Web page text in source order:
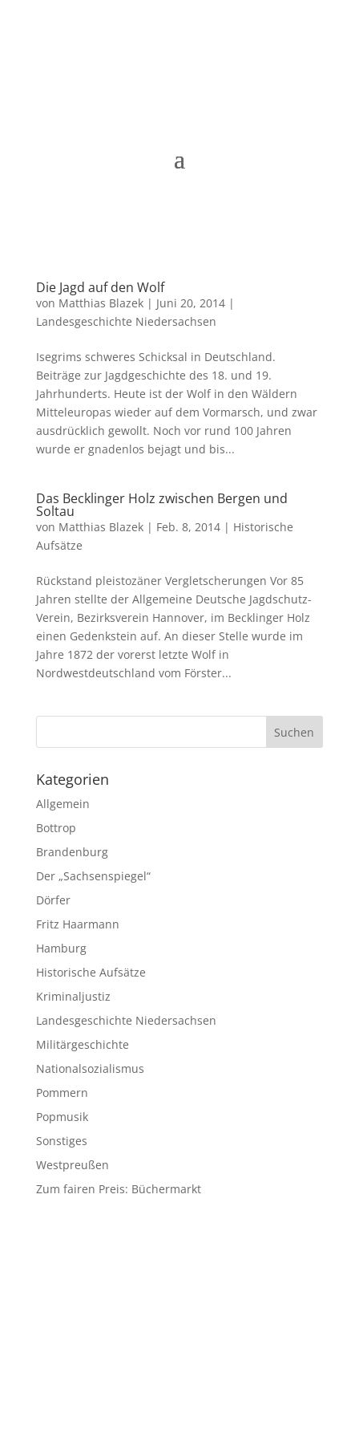
Die Jagd auf den Wolf
von Matthias Blazek| Juni 20, 2014|
Landesgeschichte Niedersachsen
Isegrims schweres Schicksal in Deutschland.
Beiträge zur Jagdgeschichte des 18. und 19.
Jahrhunderts. Heute ist der Wolf in den Wäldern
Mitteleuropas wieder auf dem Vormarsch, und zwar
ausdrücklich gewollt. Noch vor rund 100 Jahren
wurde er gnadenlos bejagt und bis...
Das Becklinger Holz zwischen Bergen und
Soltau
von Matthias Blazek| Feb. 8, 2014| Historische
Aufsätze
Rückstand pleistozäner Vergletscherungen Vor 85
Jahren stellte der Allgemeine Deutsche Jagdschutz-
Verein, Bezirksverein Hannover, im Becklinger Holz
einen Gedenkstein auf. An dieser Stelle wurde im
Jahre 1872 der vorerst letzte Wolf in
Nordwestdeutschland vom Förster...
Kategorien
Allgemein
Bottrop
Brandenburg
Der „Sachsenspiegel“
Dörfer
Fritz Haarmann
Hamburg
Historische Aufsätze
Kriminaljustiz
Landesgeschichte Niedersachsen
Militärgeschichte
Nationalsozialismus
Pommern
Popmusik
Sonstiges
Westpreußen
Zum fairen Preis: Büchermarkt